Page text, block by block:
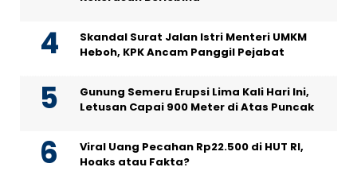
Skandal Surat Jalan Istri Menteri UMKM
Heboh, KPK Ancam Panggil Pejabat
Gunung Semeru Erupsi Lima Kali Hari Ini,
Letusan Capai 900 Meter di Atas Puncak
Viral Uang Pecahan Rp22.500 di HUT RI,
Hoaks atau Fakta?